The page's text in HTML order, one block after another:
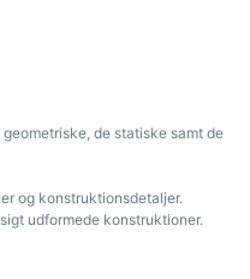
de statiske samt de
og konstruktionsdetaljer.
udformede konstruktioner.